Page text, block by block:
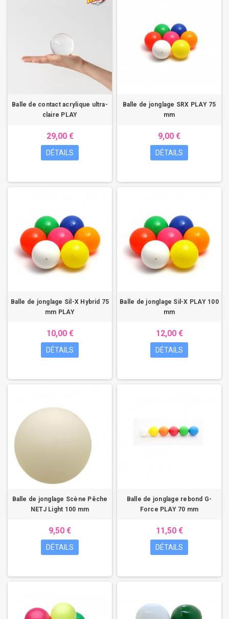
Balle de contact acrylique ultra-
claire PLAY
29,00 €
DÉTAILS
Balle de jonglage SRX PLAY 75
mm
9,00 €
DÉTAILS
Balle de jonglage Sil-X Hybrid 75
mm PLAY
10,00 €
DÉTAILS
Balle de jonglage Sil-X PLAY 100
mm
12,00 €
DÉTAILS
Balle de jonglage Scène Pêche
NETJ Light 100 mm
9,50 €
DÉTAILS
Balle de jonglage rebond G-
Force PLAY 70 mm
11,50 €
DÉTAILS